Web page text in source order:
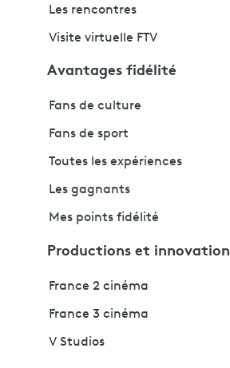
Les rencontres
Visite virtuelle FTV
Avantages fidélité
Fans de culture
Fans de sport
Toutes les expériences
Les gagnants
Mes points fidélité
Productions et innovation
France 2 cinéma
France 3 cinéma
V Studios